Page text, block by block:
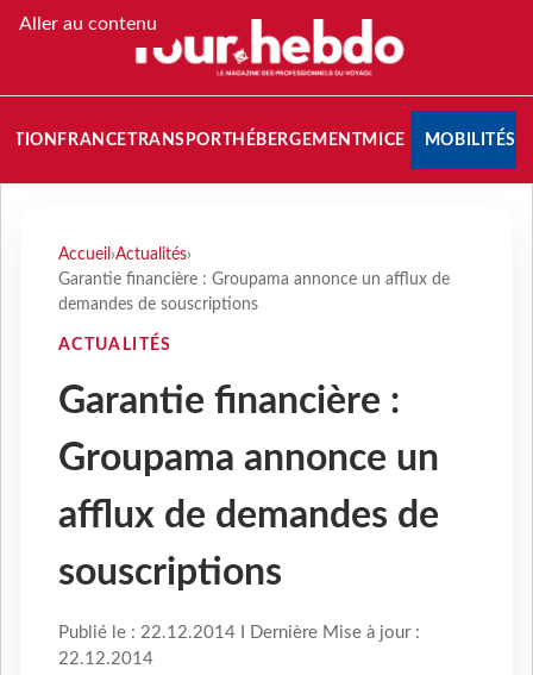
Aller au contenu
FRANCETRANSPORT HÉBERGEMENTMICE MOBILITÉS
Accueil ›Actualités›
Garantie financière : Groupama annonce un afflux de
demandes de souscriptions
ACTUALITÉS
Garantie financière :
Groupama annonce un
afflux de demandes de
souscriptions
Publié le : 22.12.2014 I Dernière Mise à jour :
22.12.2014